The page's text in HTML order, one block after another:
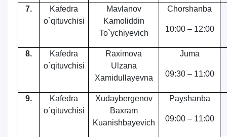
7.
Kafedra
o`qituvchisi
Mavlanov
Kamoliddin
To`ychiyevich
Chorshanba
10:00 – 12:00
8.
Kafedra
o`qituvchisi
Raximova
Ulzana
Xamidullayevna
Juma
09:30 – 11:00
9.
Kafedra
o`qituvchisi
Xudaybergenov
Baxram
Kuanishbayevich
Payshanba
09:00 – 11:00